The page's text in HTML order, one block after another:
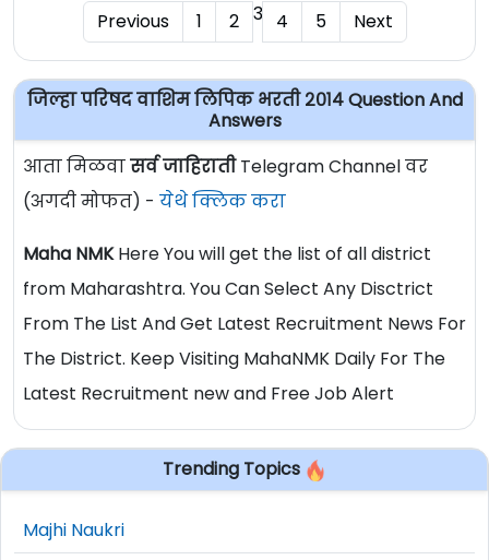
Previous
1 2 3 4 5 Next
जिल्हा परिषद वाशिम लिपिक भरती २०१४ Question And
Answers
आता मिळवासर्व जाहिरातीTelegram Channel वर
(अगदी मोफत) - येथे क्लिक करा
Maha NMKHere You will get the list of all district
from Maharashtra. You Can Select Any Disctrict
From The List And Get Latest Recruitment News For
The District. Keep Visiting MahaNMK Daily For The
Latest Recruitment new and Free Job Alert
Trending Topics
Majhi Naukri